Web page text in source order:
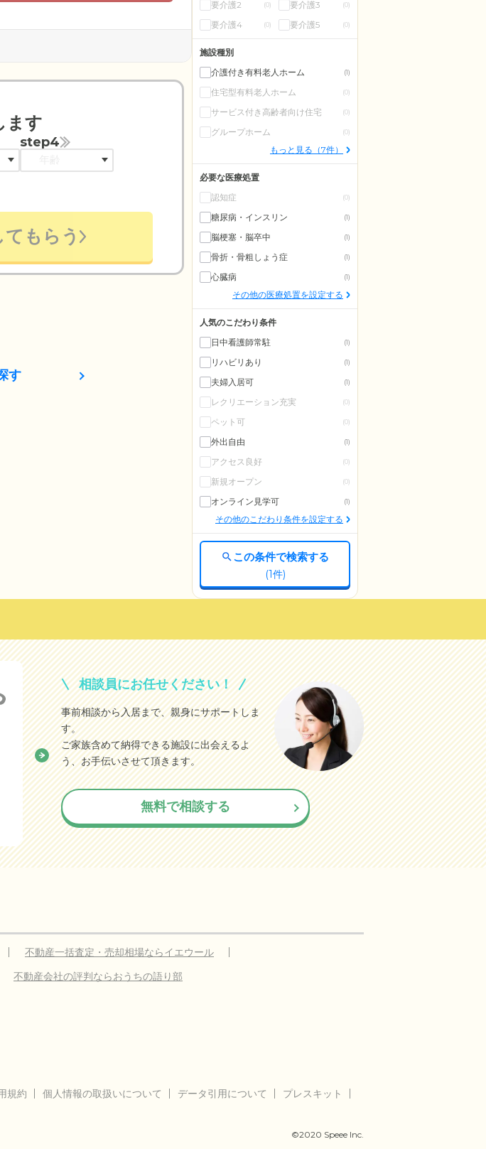
ます
step4
もらう
す
要介護2 (0) 要介護3 (0)
要介護4 (0) 要介護5 (0)
施設種別
介護付き有料老人ホーム
(1)
住宅型有料老人ホーム (0)
サービス付き高齢者向け住宅 (0)
グループホーム (0)
もっと見る（7件）
必要な医療処置
認知症
(0)
糖尿病・インスリン (1)
脳梗塞・脳卒中 (1)
骨折・骨粗しょう症 (1)
心臓病 (1)
その他の医療処置を設定する
人気のこだわり条件
日中看護師常駐
(1)
リハビリあり (1)
夫婦入居可 (1)
レクリエーション充実 (0)
ペット可 (0)
外出自由 (1)
アクセス良好 (0)
新規オープン (0)
オンライン見学可 (1)
その他のこだわり条件を設定する
この条件で検索する
(1件)
相談員にお任せください！
事前相談から入居まで、親身にサポートしま
す。
ご家族含めて納得できる施設に出会えるよ
う、お手伝いさせて頂きます。
無料で相談する
不動産一括査定・売却相場ならイエウール
不動産会社の評判ならおうちの語り部
規約 個人情報の取扱いについて データ引用について
プレスキット
©2020 Speee Inc.